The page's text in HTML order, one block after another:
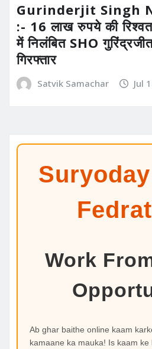
Gurinderjit Singh
:- 16 लाख रुपये की
में निलंबित SHO
गिरफ्तार
Satvik Samachar Jul
Work
Ab ghar baithe online kaam
kamaane ka mauka! Is kaam